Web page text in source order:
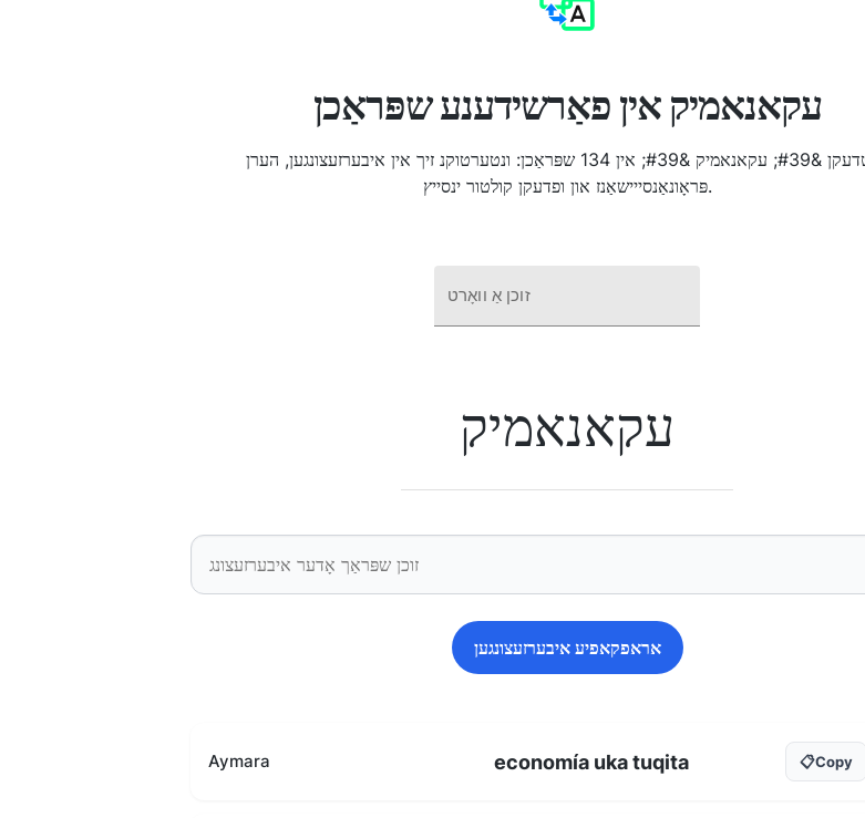
עקאנאמיק אין פאַרשידענע שפּראַכן
אַנטדעקן &#39; עקאנאמיק &#39; אין 134 שפּראַכן: ונטערטוקנ זיך אין איבערזעצונגען, הערן
פּראָונאַנסייישאַנז און ופדעקן קולטור ינסייץ.
זוכן אַ וואָרט
עקאנאמיק
אראפקאפיע איבערזעצונגען
Aymara economía uka tuqita 📋Copy